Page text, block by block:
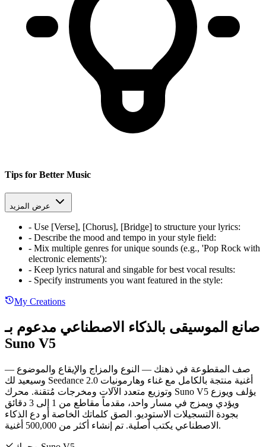
Tips for Better Music
عرض المزيد
- Use [Verse], [Chorus], [Bridge] to structure your lyrics:
- Describe the mood and tempo in your style field:
- Mix multiple genres for unique sounds (e.g., 'Pop Rock with
electronic elements'):
- Keep lyrics natural and singable for best vocal results:
- Specify instruments you want featured in the style:
My Creations
صانع الموسيقى بالذكاء الاصطناعي مدعوم بـ
Suno V5
صف المقطوعة في ذهنك — النوع والمزاج والإيقاع والموضوع —
وسيعيد لك Seedance 2.0 أغنية منتجة بالكامل مع غناء وهارمونيات
وتوزيع متعدد الآلات ومخرجات مُتقنة. محرك Suno V5 يؤلف ويوزع
ويؤدي ويمزج في مسار واحد، مقدماً مقاطع من 1 إلى 3 دقائق
بجودة التسجيلات الاستوديو. الصق كلماتك الخاصة أو دع الذكاء
الاصطناعي يكتب أصلية. تم إنشاء أكثر من 500,000 أغنية.